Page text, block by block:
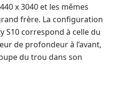
x 3040 et les mêmes
frère. La configuration
S10 correspond à celle du
de profondeur à l’avant,
du trou dans son